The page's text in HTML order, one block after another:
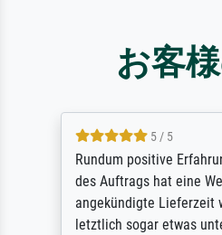
お客
5 / 5
Rundum positive
des Auftrags hat eine
angekündigte Lieferzeit
letztlich sogar etwas